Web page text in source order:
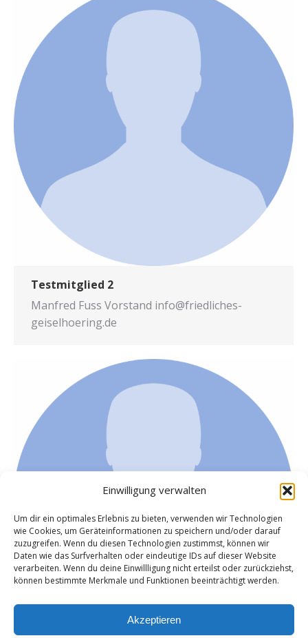
Einwilligung verwalten
Um dir ein optimales Erlebnis zu bieten, verwenden wir Technologien
wie Cookies, um Geräteinformationen zu speichern und/oder darauf
zuzugreifen. Wenn du diesen Technologien zustimmst, können wir
Daten wie das Surfverhalten oder eindeutige IDs auf dieser Website
verarbeiten. Wenn du deine Einwillligung nicht erteilst oder zurückziehst,
können bestimmte Merkmale und Funktionen beeinträchtigt werden.
Akzeptieren
Testmitglied 2
Man­fred Fuss Vor­stand info@friedliches-
geiselhoering.de